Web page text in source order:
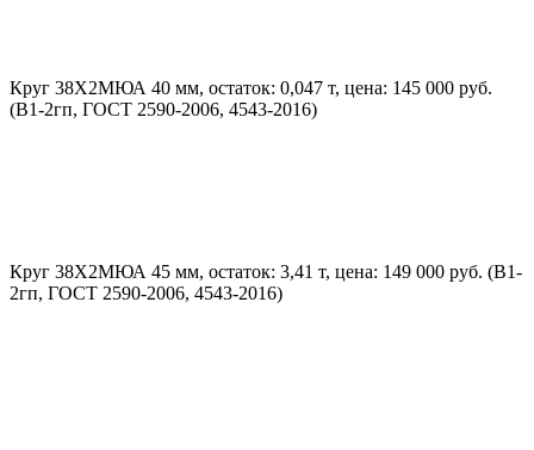
Круг 38Х2МЮА 40 мм, остаток: 0,047 т, цена: 145 000 руб.
(В1-2гп, ГОСТ 2590-2006, 4543-2016)
Круг 38Х2МЮА 45 мм, остаток: 3,41 т, цена: 149 000 руб. (В1-
2гп, ГОСТ 2590-2006, 4543-2016)